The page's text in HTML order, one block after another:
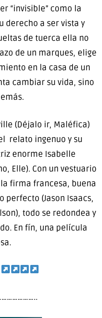
“invisible” como la
derecho a ser vista y
de tuerca ella no
de un marques, elige
en la casa de un
cambiar su vida, sino
(Déjalo ir, Maléfica)
relato ingenuo y su
enorme Isabelle
Elle). Con un vestuario
firma francesa, buena
perfecto (Jason Isaacs,
todo se redondea y
En fín, una película